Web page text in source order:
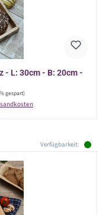
L: 30cm - B: 20cm -
gespart)
Verfügbarkeit: